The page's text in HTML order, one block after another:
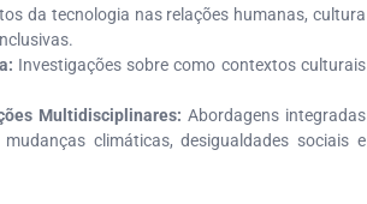
da tecnologia nas relações humanas, cultura
Investigações sobre como contextos culturais
Multidisciplinares: Abordagens integradas
climáticas, desigualdades sociais e